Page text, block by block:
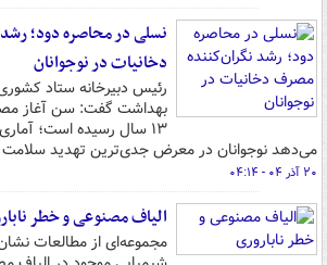
نسلی در محاصره دود؛
دخانیات در نوجوانان
رئیس دبیرخانه ستاد
بهداشت گفت: سن آغاز
۱۳ سال رسیده است؛
می‌دهد نوجوانان در معرض جدی‌ترین تهدید سلامت
۲۰ آذر ۰۴ - ۰۴:۱۴
الیاف مصنوعی و خطر
مجموعه‌ای از مطالعات